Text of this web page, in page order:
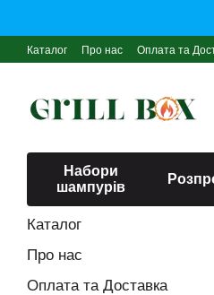
Каталог Про нас Оплата та
Набори
шампурів
Каталог
Про нас
Оплата та Доставка